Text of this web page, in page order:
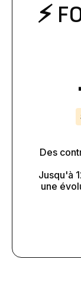
⚡️
Des
Jusqu'à
une